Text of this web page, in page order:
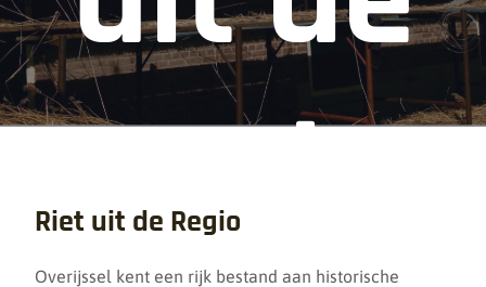
regio
Riet uit de Regio
Overijssel kent een rijk bestand aan historische